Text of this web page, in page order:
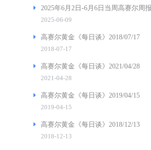
2025年6月2日-6月6日当周高赛尔周报
2025-06-09
高赛尔黄金《每日谈》2018/07/17
2018-07-17
高赛尔黄金《每日谈》2021/04/28
2021-04-28
高赛尔黄金《每日谈》2019/04/15
2019-04-15
高赛尔黄金《每日谈》2018/12/13
2018-12-13